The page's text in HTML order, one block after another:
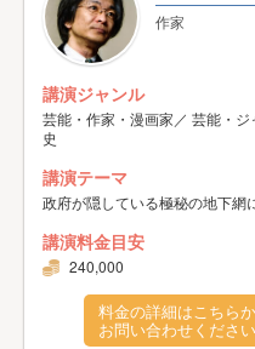
作家
講演ジャンル
芸能・作家・漫画家／ 芸能・
史
講演テーマ
政府が隠している極秘の地下網
講演料金目安
240,000
料金の詳細はこちら
お問い合わせください